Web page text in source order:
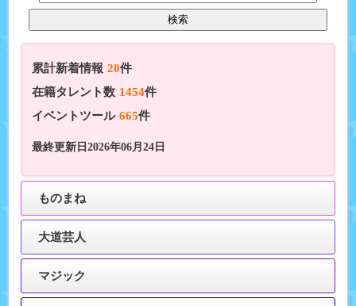
累計新着情報 20件
在籍タレント数 1454件
イベントツール 665件
最終更新日2026年06月24日
ものまね
大道芸人
マジック